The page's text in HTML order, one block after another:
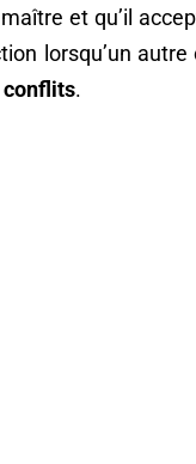
et qu’il
lorsqu’un
.